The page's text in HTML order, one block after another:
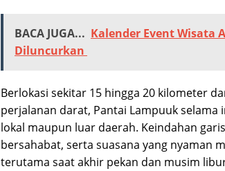
BACA JUGA... Kalender Event Wisata
Diluncurkan
Berlokasi sekitar 15 hingga 20 kilometer
perjalanan darat, Pantai Lampuuk
lokal maupun luar daerah. Keindahan
bersahabat, serta suasana yang nyaman
terutama saat akhir pekan dan musim